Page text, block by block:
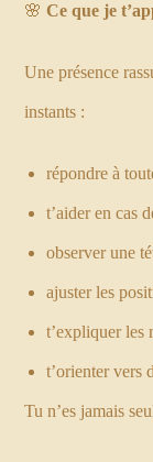
🌸Ce que je
Une présence
instants :
répondre à
t’aider en cas
observer une
ajuster les
t’expliquer les
t’orienter vers
Tu n’es jamais